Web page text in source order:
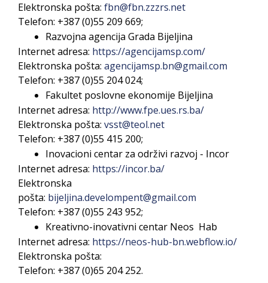
Elektronska pošta: fbn@fbn.zzzrs.net
Telefon: +387 (0)55 209 669;
Razvojna agencija Grada Bijeljina
Internet adresa: https://agencijamsp.com/
Elektronska pošta: agencijamsp.bn@gmail.com
Telefon: +387 (0)55 204 024;
Fakultet poslovne ekonomije Bijeljina
Internet adresa: http://www.fpe.ues.rs.ba/
Elektronska pošta: vsst@teol.net
Telefon: +387 (0)55 415 200;
Inovacioni centar za održivi razvoj - Incor
Internet adresa: https://incor.ba/
Elektronska
pošta: bijeljina.develompent@gmail.com
Telefon: +387 (0)55 243 952;
Kreativno-inovativni centar Neos Hab
Internet adresa: https://neos-hub-bn.webflow.io/
Elektronska pošta:
Telefon: +387 (0)65 204 252.